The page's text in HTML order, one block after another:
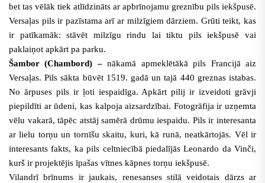
bet tas vēlāk tiek atlīdzināts ar apbrīnojamu greznību pils iekšpusē.
Versaļas pils ir pazīstama arī ar milzīgiem dārziem. Grūti teikt, kas
ir patīkamāk: stāvēt milzīgu rindu lai tiktu pils iekšpusē vai
paklaiņot apkārt pa parku.
Šambor (Chambord) –nākamā apmeklētākā pils Francijā aiz
Versaļas. Pils sākta būvēt 1519. gadā un tajā 440 greznas istabas.
No ārpuses pils ir ļoti iespaidīga. Apkārt pilij ir izveidoti grāvji
piepildīti ar ūdeni, kas kalpoja aizsardzībai. Fotogrāfija ir uzņemta
vēlu vakarā, tāpēc atstāj samērā drūmu iespaidu. Pils ir interesanta
ar lielu torņu un tornīšu skaitu, kuri, kā runā, neatkārtojās. Vēl ir
interesants fakts, ka pils celtniecībā piedalījās Leonardo da Vinči,
kurš ir projektējis īpašas vītnes kāpnes torņu iekšpusē.
Vilandrī brīnums ir jaukais, renesanses stilā veidotais dārzs ar